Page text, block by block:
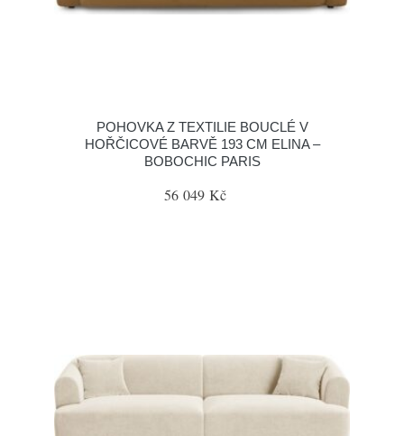
POHOVKA Z TEXTILIE BOUCLÉ V
HOŘČICOVÉ BARVĚ 193 CM ELINA –
BOBOCHIC PARIS
56 049 Kč